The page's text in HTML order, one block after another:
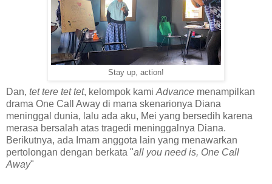
Stay up, action!
Dan, tet tere tet tet, kelompok kami Advance menampilkan
drama One Call Away di mana skenarionya Diana
meninggal dunia, lalu ada aku, Mei yang bersedih karena
merasa bersalah atas tragedi meninggalnya Diana.
Berikutnya, ada Imam anggota lain yang menawarkan
pertolongan dengan berkata "all you need is, One Call
Away"